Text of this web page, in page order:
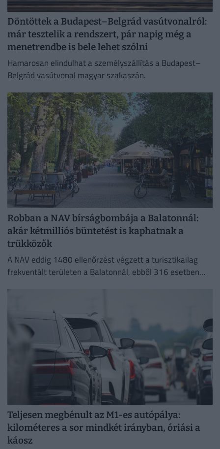
Döntöttek a Budapest–Belgrád vasútvonalról:
már tesztelik a rendszert, pár napig még a
menetrendbe is bele lehet szólni
Hamarosan elindulhat a személyszállítás a Budapest–
Belgrád vasútvonal magyar szakaszán.
Robban a NAV bírságbombája a Balatonnál:
akár kétmilliós büntetést is kaphatnak a
trükközők
A NAV eddig 1480 ellenőrzést végzett a turisztikailag
frekventált területen a Balatonnál, ebből 316 esetben
Teljesen megbénult az M1-es autópálya:
kilométeres a sor mindkét irányban, óriási a
káosz